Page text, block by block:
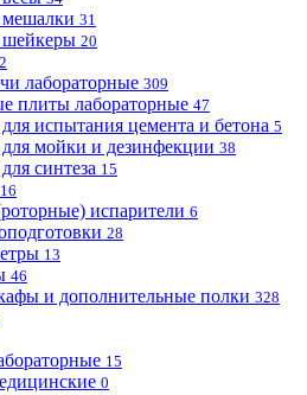
31
шейкеры 20
лабораторные 309
плиты лабораторные 47
испытания цемента и бетона 5
мойки и дезинфекции 38
синтеза 15
16
испарители 6
28
13
46
и дополнительные полки 328
15
0